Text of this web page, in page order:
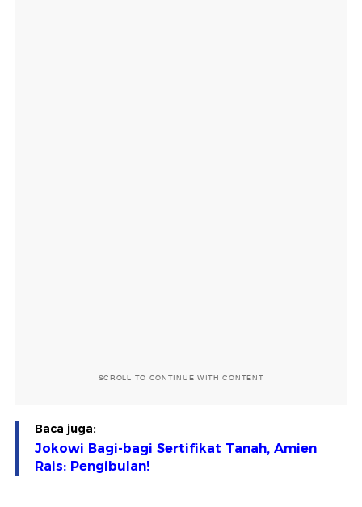
SCROLL TO CONTINUE WITH CONTENT
Baca juga:
Jokowi Bagi-bagi Sertifikat Tanah, Amien
Rais: Pengibulan!